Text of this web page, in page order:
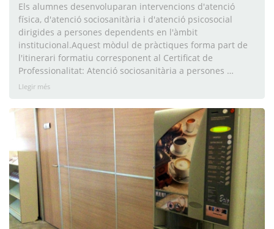
Els alumnes desenvoluparan intervencions d'atenció
física, d'atenció sociosanitària i d'atenció psicosocial
dirigides a persones dependents en l'àmbit
institucional.Aquest mòdul de pràctiques forma part de
l'itinerari formatiu corresponent al Certificat de
Professionalitat: Atenció sociosanitària a persones …
Llegir més